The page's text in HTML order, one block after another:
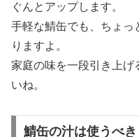
ぐんとアップします。
手軽な鯖缶でも、ちょっ
りますよ。
家庭の味を一段引き上げ
いね。
鯖缶の汁は使うべ